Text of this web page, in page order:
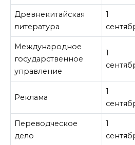
Древнекитайская
литература
1
Международное
государственное
управление
1
Реклама
1
Переводческое
дело
1